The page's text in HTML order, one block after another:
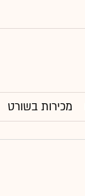
מכירות בשורט